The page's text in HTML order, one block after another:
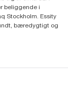
beliggende i
Stockholm. Essity
bæredygtigt og